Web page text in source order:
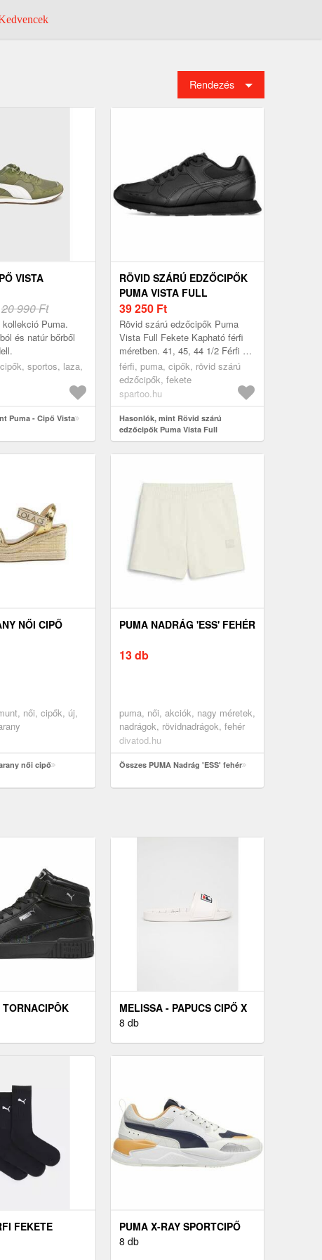
Rendezés
VISTA
20 990 Ft
Puma.
és natúr bőrből
sportos, laza,
Puma - Cipő Vista
RÖVID SZÁRÚ EDZŐCIPŐK
PUMA VISTA FULL
39 250 Ft
Rövid szárú edzőcipők Puma
Vista Full Fekete Kapható férfi
méretben. 41, 45, 44 1/2 Férfi >
Cipők > Rövid szárú edzőcipők
férfi, puma, cipők, rövid szárú
edzőcipők, fekete
spartoo.hu
Hasonlók, mint Rövid szárú
edzőcipők Puma Vista Full
NŐI CIPŐ
női, cipők, új,
női cipő
PUMA NADRÁG 'ESS' FEHÉR
13 db
puma, női, akciók, nagy méretek,
nadrágok, rövidnadrágok, fehér
divatod.hu
Összes PUMA Nadrág 'ESS' fehér
MELISSA - PAPUCS CIPŐ X
FILA
8 db
FEKETE
PUMA X-RAY SPORTCIPŐ
FEHÉR
8 db